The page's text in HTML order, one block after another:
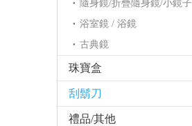
隨身鏡/折疊隨身鏡/小鏡子
浴室鏡 / 浴鏡
古典鏡
珠寶盒
刮鬍刀
禮品/其他